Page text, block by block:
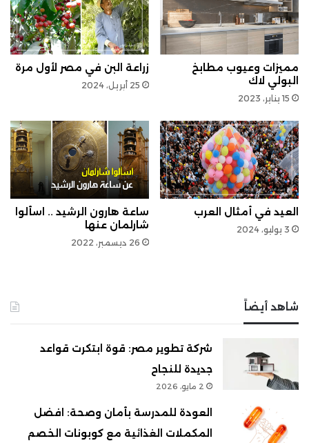
مميزات وعيوب مطابخ
البولي لاك
15 يناير، 2023
زراعة البن في مصر لأول مرة
25 أبريل، 2024
العيد في أمثال العرب
3 يوليو، 2024
ساعة هارون الرشيد .. اسألوا
شارلمان عنها
26 ديسمبر، 2022
شاهد أيضاً
شركة تطوير مصر: قوة ابتكرت قواعد
جديدة للنجاح
2 مايو، 2026
العودة للمدرسة بأمان وصحة: افضل
المكملات الغذائية مع كوبونات الخصم